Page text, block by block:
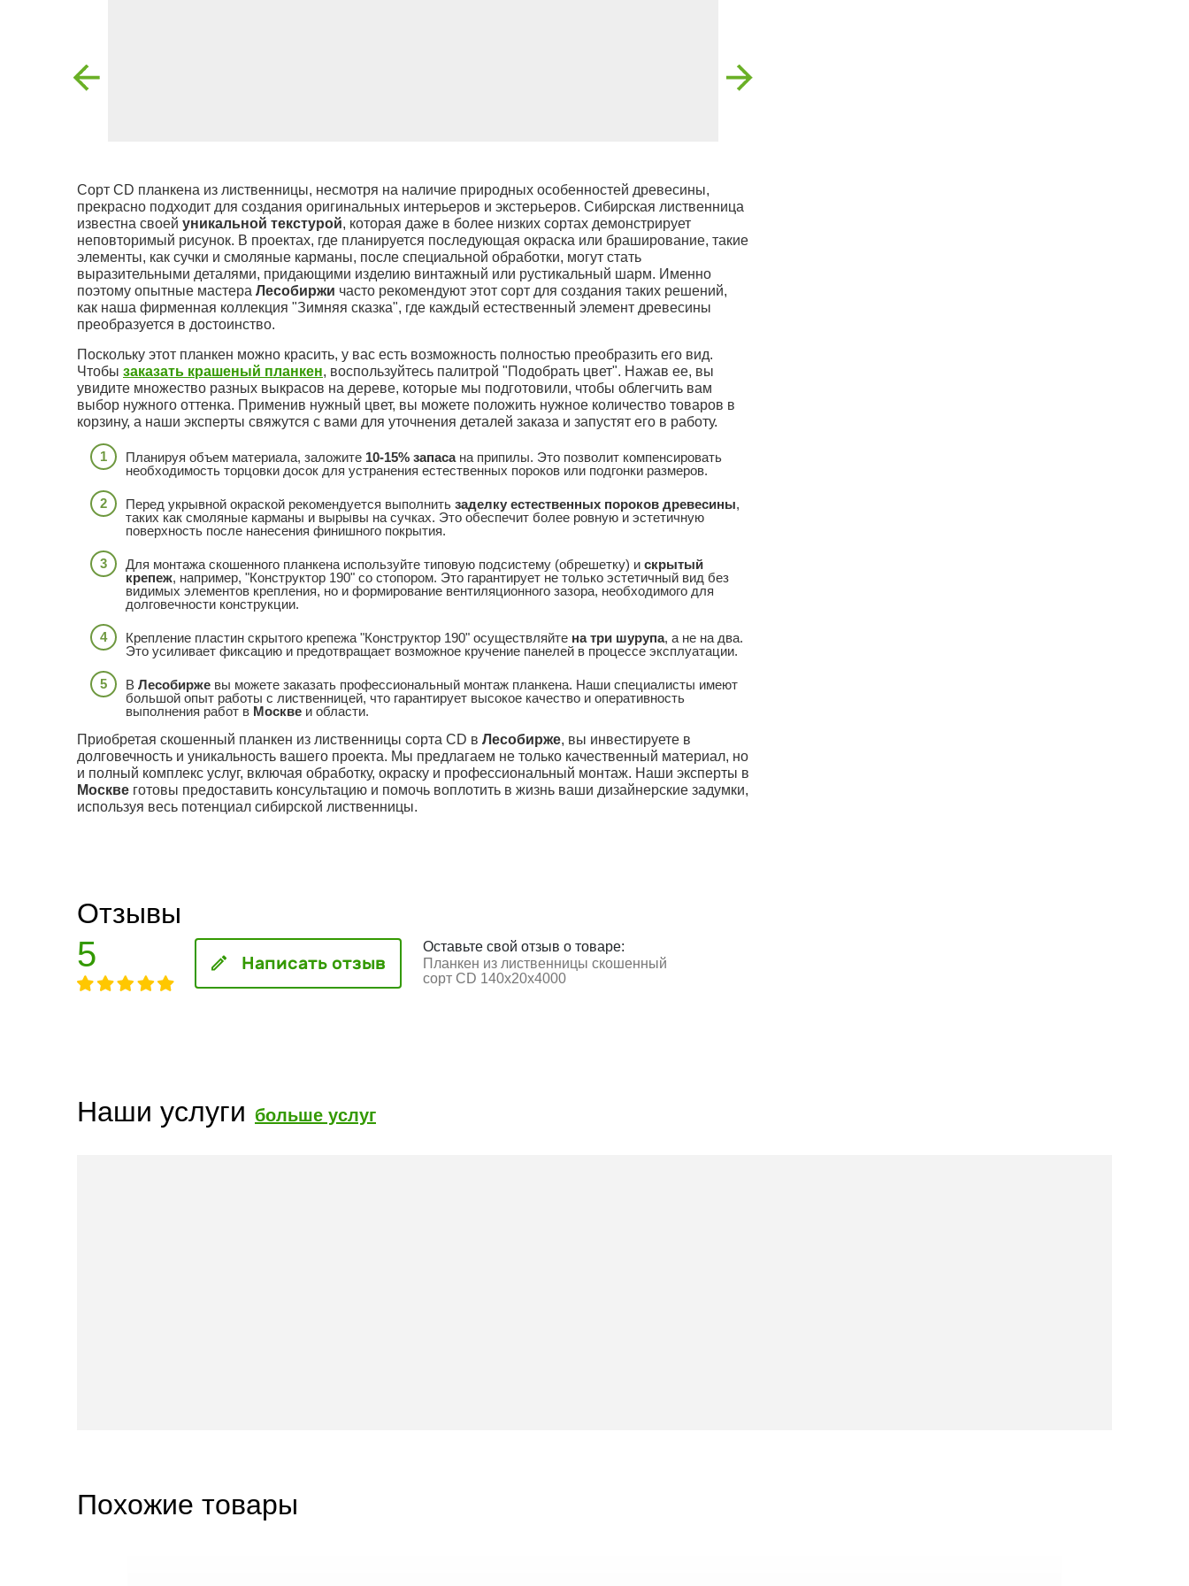
Сорт CD планкена из лиственницы, несмотря на наличие природных особенностей древесины,
прекрасно подходит для создания оригинальных интерьеров и экстерьеров. Сибирская лиственница
известна своей уникальной текстурой, которая даже в более низких сортах демонстрирует
неповторимый рисунок. В проектах, где планируется последующая окраска или браширование, такие
элементы, как сучки и смоляные карманы, после специальной обработки, могут стать
выразительными деталями, придающими изделию винтажный или рустикальный шарм. Именно
поэтому опытные мастера Лесобиржи часто рекомендуют этот сорт для создания таких решений,
как наша фирменная коллекция "Зимняя сказка", где каждый естественный элемент древесины
преобразуется в достоинство.
Поскольку этот планкен можно красить, у вас есть возможность полностью преобразить его вид.
Чтобы заказать крашеный планкен, воспользуйтесь палитрой "Подобрать цвет". Нажав ее, вы
увидите множество разных выкрасов на дереве, которые мы подготовили, чтобы облегчить вам
выбор нужного оттенка. Применив нужный цвет, вы можете положить нужное количество товаров в
корзину, а наши эксперты свяжутся с вами для уточнения деталей заказа и запустят его в работу.
Планируя объем материала, заложите 10-15% запасана припилы. Это позволит компенсировать
необходимость торцовки досок для устранения естественных пороков или подгонки размеров.
Перед укрывной окраской рекомендуется выполнить заделку естественных пороков древесины,
таких как смоляные карманы и вырывы на сучках. Это обеспечит более ровную и эстетичную
поверхность после нанесения финишного покрытия.
Для монтажа скошенного планкена используйте типовую подсистему (обрешетку) и скрытый
крепеж, например, "Конструктор 190" со стопором. Это гарантирует не только эстетичный вид без
видимых элементов крепления, но и формирование вентиляционного зазора, необходимого для
долговечности конструкции.
Крепление пластин скрытого крепежа "Конструктор 190" осуществляйте на три шурупа, а не на два.
Это усиливает фиксацию и предотвращает возможное кручение панелей в процессе эксплуатации.
В Лесобирже вы можете заказать профессиональный монтаж планкена. Наши специалисты имеют
большой опыт работы с лиственницей, что гарантирует высокое качество и оперативность
выполнения работ в Москве и области.
Приобретая скошенный планкен из лиственницы сорта CD в Лесобирже, вы инвестируете в
долговечность и уникальность вашего проекта. Мы предлагаем не только качественный материал, но
и полный комплекс услуг, включая обработку, окраску и профессиональный монтаж. Наши эксперты в
Москве готовы предоставить консультацию и помочь воплотить в жизнь ваши дизайнерские задумки,
используя весь потенциал сибирской лиственницы.
Отзывы
5 Написать отзыв
Оставьте свой отзыв о товаре:
Планкен из лиственницы скошенный
сорт CD 140x20x4000
Наши услуги больше услуг
Похожие товары